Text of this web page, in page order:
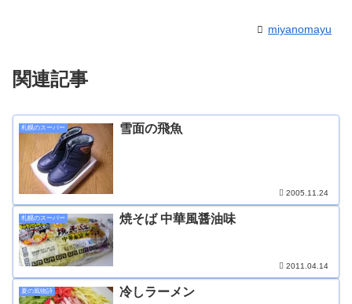
miyanomayu
関連記事
札幌のスーパー 雪面の飛魚
2005.11.24
札幌のスーパー 焼そば 中華風醤油味
2011.04.14
夏の風物詩 冷しラーメン